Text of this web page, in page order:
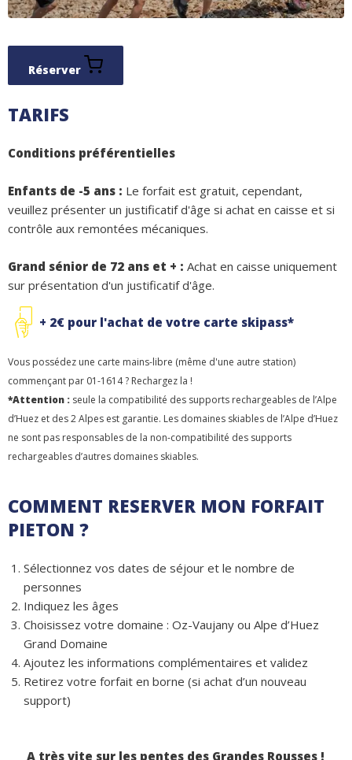
Réserver
TARIFS
Conditions préférentielles
Enfants de -5 ans : Le forfait est gratuit, cependant,
veuillez présenter un justificatif d'âge si achat en caisse et si
contrôle aux remontées mécaniques.
Grand sénior de 72 ans et + : Achat en caisse uniquement
sur présentation d'un justificatif d'âge.
+ 2€ pour l'achat de votre carte skipass*
Vous possédez une carte mains-libre (même d'une autre station)
commençant par 01-1614 ? Rechargez la !
*Attention : seule la compatibilité des supports rechargeables de l’Alpe
d’Huez et des 2 Alpes est garantie. Les domaines skiables de l’Alpe d’Huez
ne sont pas responsables de la non-compatibilité des supports
rechargeables d’autres domaines skiables.
COMMENT RESERVER MON FORFAIT
PIETON ?
Sélectionnez vos dates de séjour et le nombre de
personnes
Indiquez les âges
Choisissez votre domaine : Oz-Vaujany ou Alpe d’Huez
Grand Domaine
Ajoutez les informations complémentaires et validez
Retirez votre forfait en borne (si achat d’un nouveau
support)
A très vite sur les pentes des Grandes Rousses !